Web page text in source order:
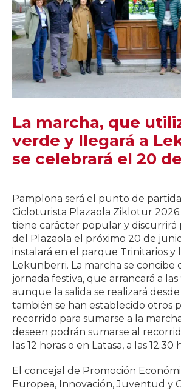
La marcha, que
verde y llegará a
se celebrará el 20
Pamplona será el punto de
Cicloturista Plazaola Ziklotur
tiene carácter popular y discurrirá
del Plazaola el próximo 20 de
instalará en el parque Trinitarios y
Lekunberri. La marcha se concibe
jornada festiva, que arrancará a las
aunque la salida se realizará
también se han establecido otros
recorrido para sumarse a la
deseen podrán sumarse al
las 12 horas o en Latasa, a las 12.30
El concejal de Promoción
Europea, Innovación, Juventud y